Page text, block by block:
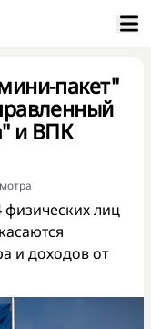
пакет"
и ВПК
физических лиц
и доходов от